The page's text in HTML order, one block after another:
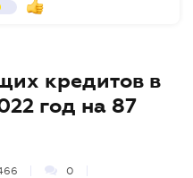
кредитов в
год на 87
0